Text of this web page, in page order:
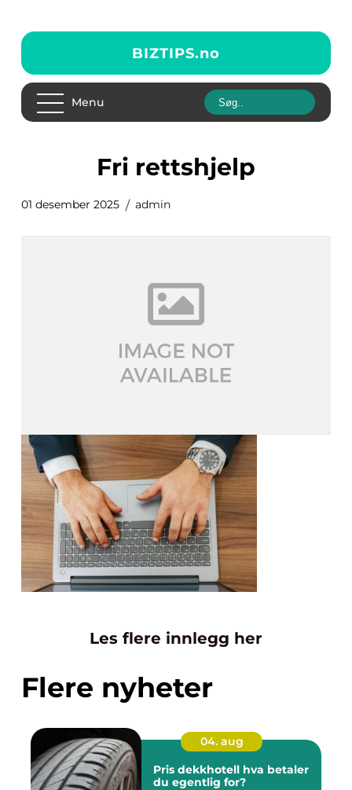
BIZTIPS.no
Menu
fri rettshjelp
01 desember 2025 admin
Les flere innlegg her
Flere nyheter
04. aug
Pris dekkhotell hva betaler
du egentlig for?